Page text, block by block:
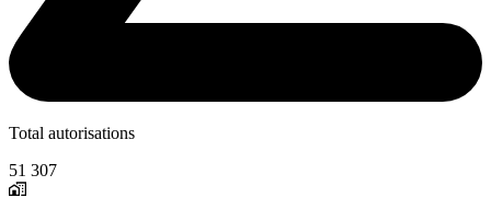
Total autorisations
51 307